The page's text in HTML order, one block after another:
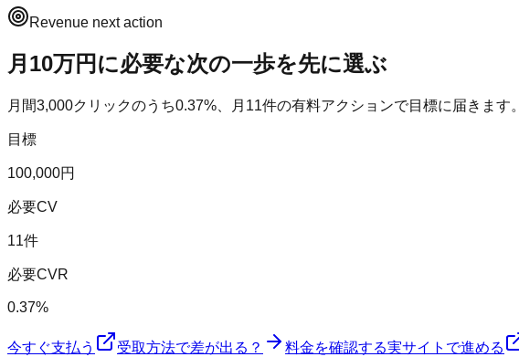
Revenue next action
月10万円に必要な次の一歩を先に選ぶ
月間3,000クリックのうち0.37%、月 11件の有料アクションで目標に届きます。
目標
100,000円
必要CV
11件
必要CVR
0.37%
今すぐ支払う 受取方法で差が出る？ 料金を確認する実サイトで進める